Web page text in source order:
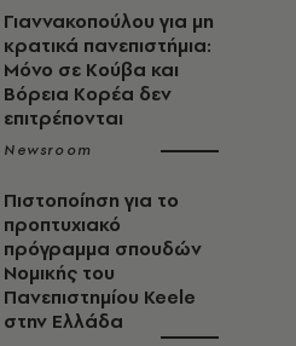
Γιαννακοπούλου για μη
κρατικά πανεπιστήμια:
Μόνο σε Κούβα και
Βόρεια Κορέα δεν
επιτρέπονται
Newsroom
Πιστοποίηση για το
προπτυχιακό
πρόγραμμα σπουδών
Νομικής του
Πανεπιστημίου Keele
στην Ελλάδα